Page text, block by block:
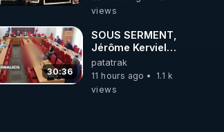
L'ARNm &
où auront-t-il ?
views
30:36
SOUS SERMENT,
Jérôme Kerviel
balance tout à
l'Assemblée !
patatrak
11 hours ago
1.1 k
views